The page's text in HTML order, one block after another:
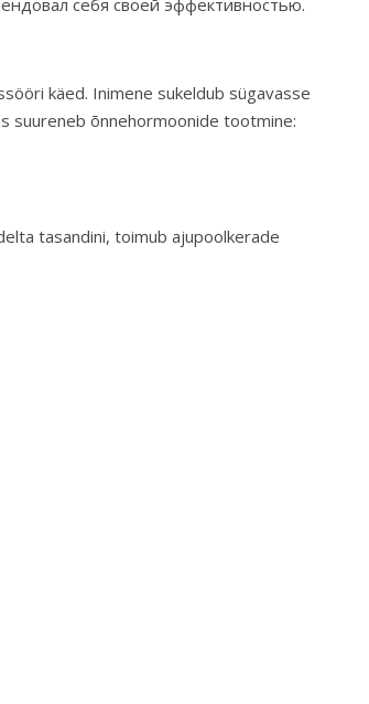
себя своей эффективностью.
käed. Inimene sukeldub sügavasse
suureneb õnnehormoonide tootmine:
tasandini, toimub ajupoolkerade